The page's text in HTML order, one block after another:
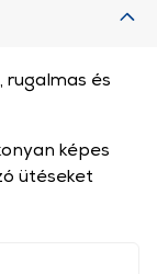
rugalmas és
képes
ütéseket